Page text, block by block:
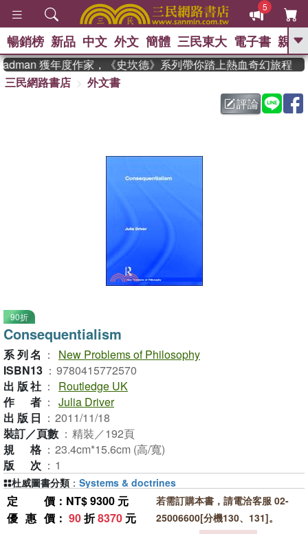
5
GO
父親節 、 花開錦
方念華 、 台灣的
群喵 、 臺灣漫遊錄
暢銷榜 新品 中文 外文 簡體 三民東大 電子書 親子
獲年度作家，《史坎德》系列帶你踏上熱血奇幻旅程
三民網路書店
外文書
評論
90折
Consequentialism
系列名 ：
New Problems of Philosophy
ISBN13 ： 9780415772570
出版社 ：
Routledge UK
作者 ： Julia Driver
出版日 ： 2011/11/18
裝訂／頁數 ： 精裝／192頁
規格 ： 23.4cm*15.6cm (高/寬)
版次 ： 1
定價 ：NT$ 9300 元
優惠價 ： 90折8370 元
若需訂購本書，請電洽客服 02-
25006600[分機130、131]。
杜威圖書分類 ： Systems & doctrines